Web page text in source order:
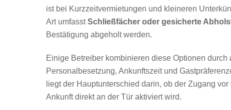
ist bei Kurzzeitvermietungen und kleineren
Art umfasstSchließfächer oder gesicherte
Bestätigung abgeholt werden.
Einige Betreiber kombinieren diese Optionen durch
Personalbesetzung, Ankunftszeit und
liegt der Hauptunterschied darin, ob der Zugang
Ankunft direkt an der Tür aktiviert wird.